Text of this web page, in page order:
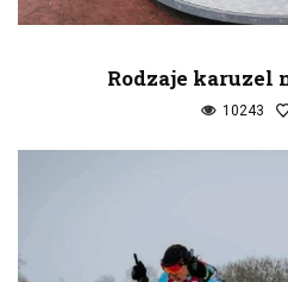
Rodzaje karuzel
10243